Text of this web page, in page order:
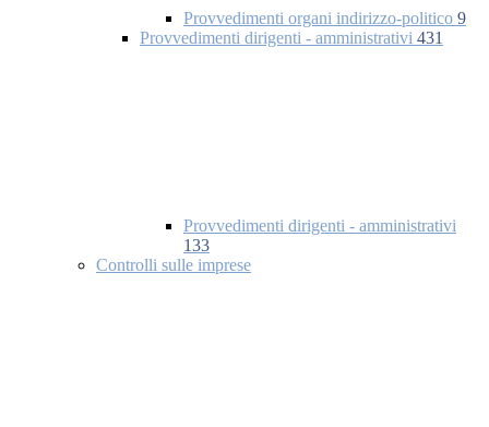
Provvedimenti organi indirizzo-politico 9
Provvedimenti dirigenti - amministrativi 431
Provvedimenti dirigenti - amministrativi
133
Controlli sulle imprese